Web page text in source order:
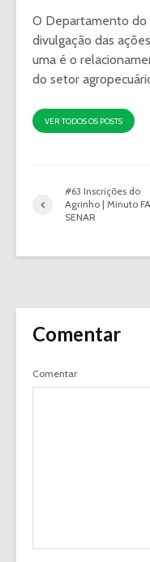
O Departamento do
divulgação das
uma é o
do setor
VER TODOS OS POSTS
#63 Inscrições do
Agrinho | Minuto
SENAR
Comentar
Comentar